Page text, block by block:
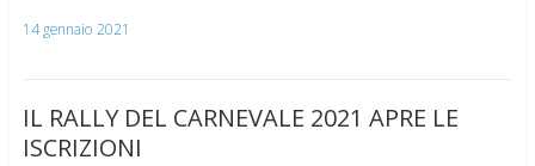
14 gennaio 2021
IL RALLY DEL CARNEVALE 2021 APRE LE
ISCRIZIONI